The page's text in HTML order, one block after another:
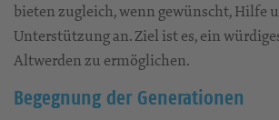
bieten zugleich, wenn gewünscht, Hilfe
Unterstützung an. Ziel ist es, ein
Altwerden zu ermöglichen.
Begegnung der Generationen